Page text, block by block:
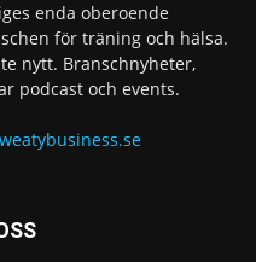
enda oberoende
för träning och hälsa.
nytt. Branschnyheter,
podcast och events.